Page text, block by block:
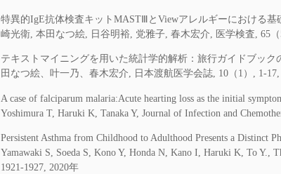
特異的IgE抗体検査キットMASTⅢとViewアレルギーにおける
崎光衛, 本田なつ絵, 日谷明裕, 党雅子, 春木宏介, 医学検査, 65（
テキストマイニングを用いた統計学的解析：旅行ガイドブッ
田なつ絵、叶一乃、春木宏介, 日本渡航医学会誌, 10（1）, 1-17,
A case of falciparum malaria:Acute hearting loss as the initial
Yoshimura T, Haruki K, Tanaka Y, Journal of Infection and
Persistent Asthma from Childhood to Adulthood Presents a Distinct
Yamawaki S, Soeda S, Kono Y, Honda N, Kano I, Haruki K, To Y.,
1921-1927, 2020年